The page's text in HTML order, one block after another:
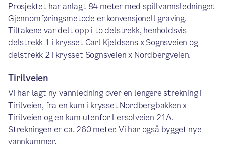
Prosjektet har anlagt 84 meter med spillvannsledninger.
Gjennomføringsmetode er konvensjonell graving.
Tiltakene var delt opp i to delstrekk, henholdsvis
delstrekk 1 i krysset Carl Kjeldsens x Sognsveien og
delstrekk 2 i krysset Sognsveien x Nordbergveien.
Tirilveien
Vi har lagt ny vannledning over en lengere strekning i
Tirilveien, fra en kum i krysset Nordbergbakken x
Tirilveien og en kum utenfor Lersolveien 21A.
Strekningen er ca. 260 meter. Vi har også bygget nye
vannkummer.